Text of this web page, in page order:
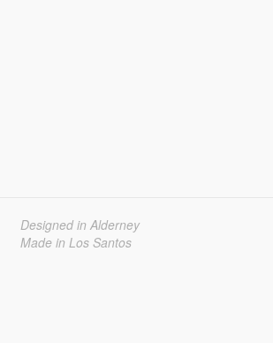
Designed in Alderney
Made in Los Santos